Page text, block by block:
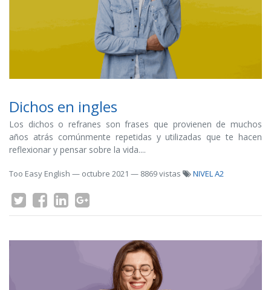
Dichos en ingles
Los dichos o refranes son frases que provienen de muchos
años atrás comúnmente repetidas y utilizadas que te hacen
reflexionar y pensar sobre la vida....
Too Easy English — octubre 2021 — 8869 vistas NIVEL A2